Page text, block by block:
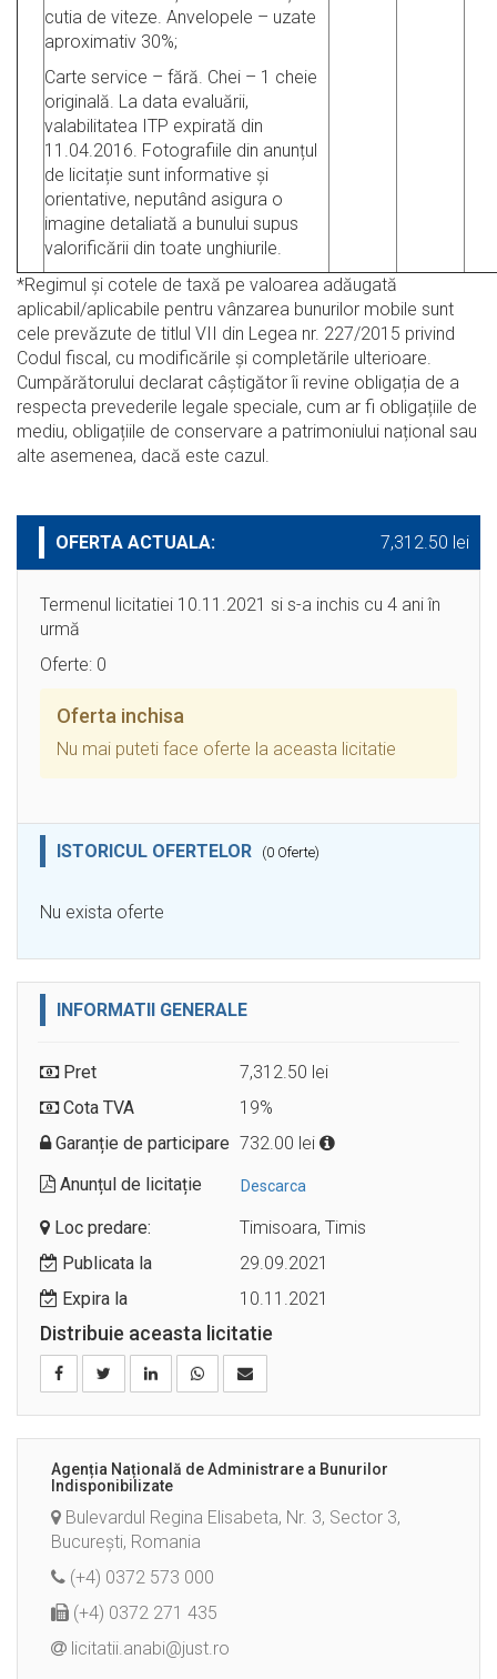
cutia de viteze. Anvelopele – uzate
aproximativ 30%;
Carte service – fără. Chei – 1 cheie
originală. La data evaluării,
valabilitatea ITP expirată din
11.04.2016. Fotografiile din anunțul
de licitație sunt informative și
orientative, neputând asigura o
imagine detaliată a bunului supus
valorificării din toate unghiurile.
*Regimul şi cotele de taxă pe valoarea adăugată
aplicabil/aplicabile pentru vânzarea bunurilor mobile sunt
cele prevăzute de titlul VII din Legea nr. 227/2015 privind
Codul fiscal, cu modificările şi completările ulterioare.
Cumpărătorului declarat câștigător îi revine obligația de a
respecta prevederile legale speciale, cum ar fi obligațiile de
mediu, obligațiile de conservare a patrimoniului național sau
alte asemenea, dacă este cazul.
OFERTA ACTUALA: 7,312.50 lei
Termenul licitatiei 10.11.2021 si s-a inchis cu 4 ani în
urmă
Oferte: 0
Oferta inchisa
Nu mai puteti face oferte la aceasta licitatie
ISTORICUL OFERTELOR (0 Oferte)
Nu exista oferte
INFORMATII GENERALE
Pret
7,312.50 lei
Cota TVA
19%
Garanție de participare 732.00 lei
Anunțul de licitație
Descarca
Loc predare:
Timisoara, Timis
Publicata la
29.09.2021
Expira la
10.11.2021
Distribuie aceasta licitatie
Agenția Națională de Administrare a Bunurilor
Indisponibilizate
Bulevardul Regina Elisabeta, Nr. 3, Sector 3,
București, Romania
(+4) 0372 573 000
(+4) 0372 271 435
licitatii.anabi@just.ro